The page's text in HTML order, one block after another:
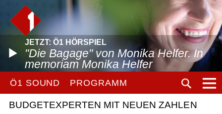
JETZT: Ö1 HÖRSPIEL
"Die Bagage" von Monika Helfer. In
memoriam Monika Helfer
Ö1 SOUND PROGRAMM
BUDGETEXPERTEN MIT NEUEN ZAHLEN